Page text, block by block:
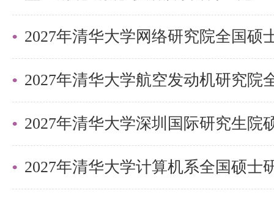
2027年清华大学深圳国际研究生院